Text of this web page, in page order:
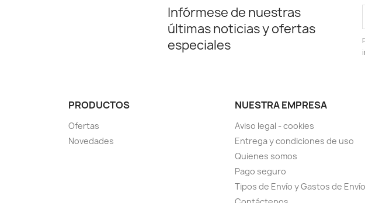
Infórmese de nuestras
últimas noticias y ofertas
especiales
PRODUCTOS
Ofertas
Novedades
NUESTRA EMPRESA
Aviso legal - cookies
Entrega y condiciones de uso
Quienes somos
Pago seguro
Tipos de Envío y Gastos de Envío